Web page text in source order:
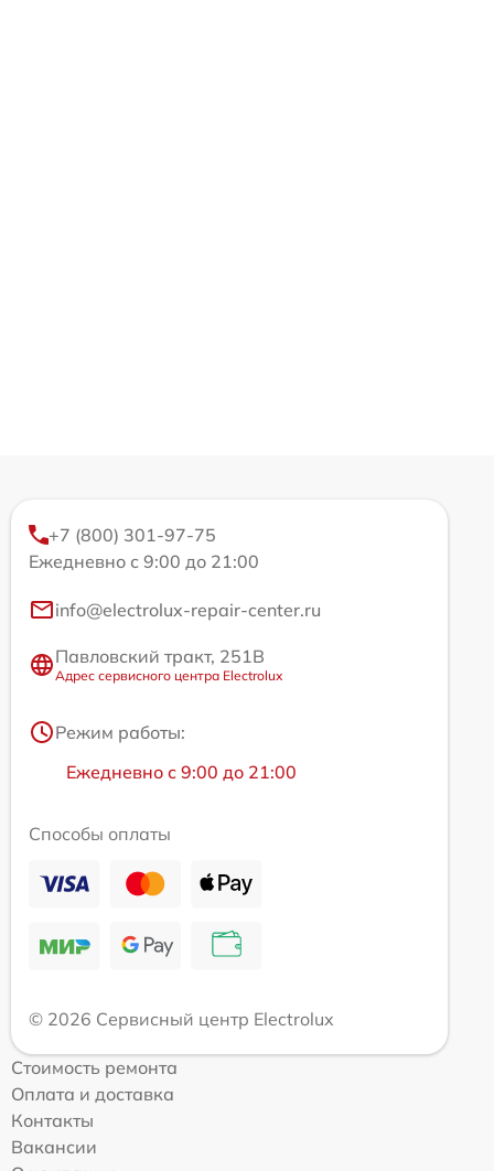
+7 (800) 301-97-75
Ежедневно с 9:00 до 21:00
info@electrolux-repair-center.ru
Павловский тракт, 251В
Адрес сервисного центра Electrolux
Режим работы:
Ежедневно с 9:00 до 21:00
Способы оплаты
© 2026 Сервисный центр Electrolux
Стоимость ремонта
Оплата и доставка
Контакты
Вакансии